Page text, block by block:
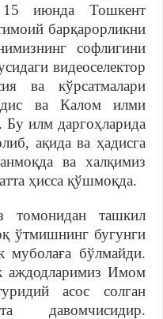
июнда Тошкент
барқарорликни
софлигини
видеоселектор
ва кўрсатмалари
ва Калом илми
Бу илм даргоҳларида
ақида ва ҳадисга
ва халқимиз
ҳисса қўшмоқда.
томонидан ташкил
ўтмишнинг бугунги
муболаға бўлмайди.
аждодларимиз Имом
асос солган
давомчисидир.